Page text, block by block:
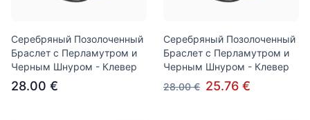
Серебряный Позолоченный
Браслет с Перламутром и
Черным Шнуром - Клевер
28.00 €
Серебряный Позолоченный
Браслет с Перламутром и
Черным Шнуром - Клевер
28.00 € 25.76 €